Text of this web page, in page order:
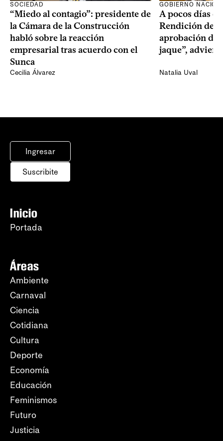
SOCIEDAD
“Miedo al contagio”: presidente de
la Cámara de la Construcción
habló sobre la reacción
empresarial tras acuerdo con el
Sunca
Cecilia Álvarez
GOBIERNO
A pocos días
Rendición de
aprobación del
jaque”,
Natalia Uval
Ingresar
Suscribite
Inicio
Portada
Áreas
Ambiente
Carnaval
Ciencia
Cotidiana
Cultura
Deporte
Economía
Educación
Feminismos
Futuro
Justicia